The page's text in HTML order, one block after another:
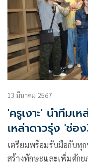
13 มีนาคม 2567
'ครูเงาะ' นำทีมเหล่าชั้นครู ลุ
เหล่าดาวรุ่ง 'ช่อ
เตรียมพร้อมรับมือกับทุ
สร้างทักษะและเพิ่มศัก